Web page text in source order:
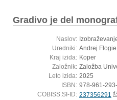
Gradivo je del
Naslov:
Uredniki: Andrej
Kraj izida: Koper
Založnik: Založba
Leto izida: 2025
ISBN: 978-961-
COBISS.SI-ID: 237356291